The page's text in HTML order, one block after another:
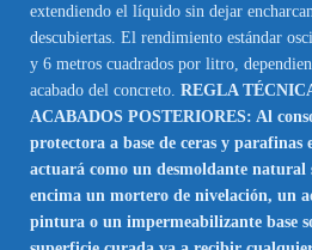
extendiendo el líquido sin dejar
descubiertas. El rendimiento estándar
y 6 metros cuadrados por litro,
acabado del concreto. REGLA
ACABADOS POSTERIORES: Al
protectora a base de ceras y parafinas
actuará como un desmoldante natural
encima un mortero de nivelación, un
pintura o un impermeabilizante base